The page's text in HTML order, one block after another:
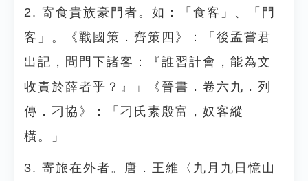
2. 寄食貴族豪門者。如：「食客」、「門
客」。《戰國策．齊策四》：「後孟嘗君
出記，問門下諸客：『誰習計會，能為文
收責於薛者乎？』」《晉書．卷六九．列
傳．刁協》：「刁氏素殷富，奴客縱
橫。」
3. 寄旅在外者。唐．王維〈九月九日憶山